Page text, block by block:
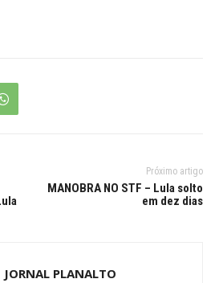
Próximo artigo
MANOBRA NO STF – Lula solto
em dez dias
JORNAL PLANALTO